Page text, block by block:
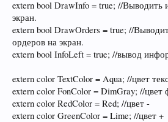
extern bool DrawInfo = true; //
экран.
extern bool DrawOrders = true; //
ордеров на экран.
extern bool InfoLeft = true; //вывод
extern color TextColor = Aqua; //цвет
extern color FonColor = DimGray; //цвет
extern color RedColor = Red; //цвет -
extern color GreenColor = Lime; //цвет +